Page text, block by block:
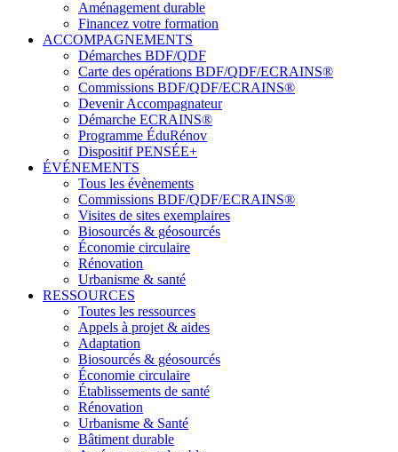
Aménagement durable
Financez votre formation
ACCOMPAGNEMENTS
Démarches BDF/QDF
Carte des opérations BDF/QDF/ECRAINS®
Commissions BDF/QDF/ECRAINS®
Devenir Accompagnateur
Démarche ECRAINS®
Programme ÉduRénov
Dispositif PENSÉE+
ÉVÉNEMENTS
Tous les évènements
Commissions BDF/QDF/ECRAINS®
Visites de sites exemplaires
Biosourcés & géosourcés
Économie circulaire
Rénovation
Urbanisme & santé
RESSOURCES
Toutes les ressources
Appels à projet & aides
Adaptation
Biosourcés & géosourcés
Économie circulaire
Établissements de santé
Rénovation
Urbanisme & Santé
Bâtiment durable